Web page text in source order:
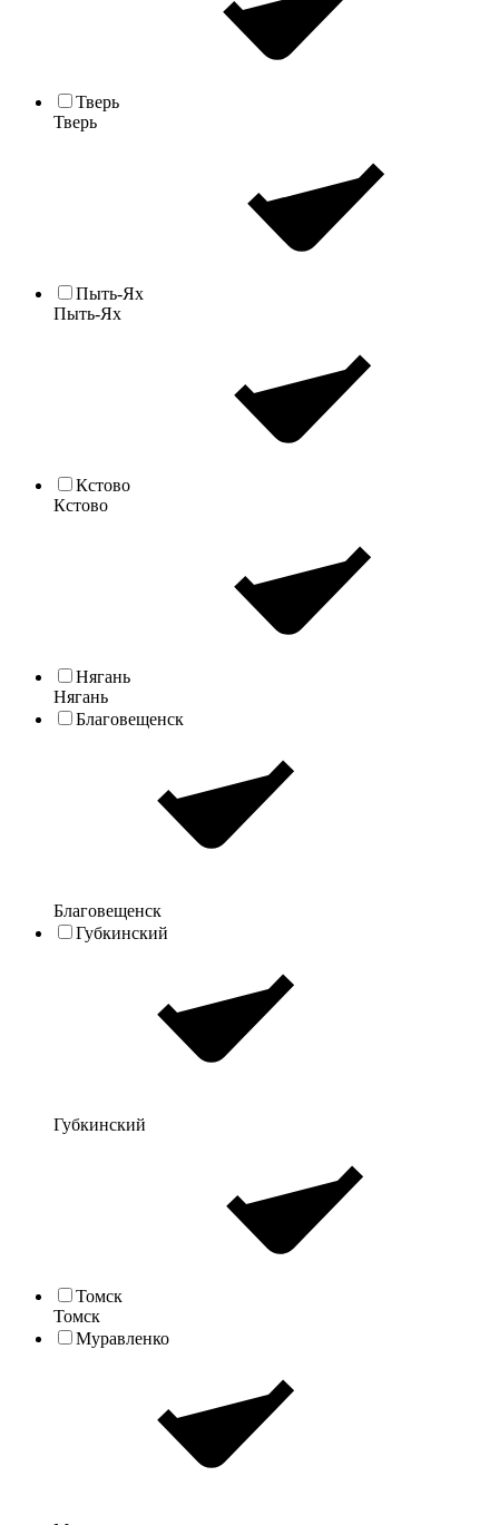
Тверь
Тверь
Пыть-Ях
Пыть-Ях
Кстово
Кстово
Нягань
Нягань
Благовещенск
Благовещенск
Губкинский
Губкинский
Томск
Томск
Муравленко